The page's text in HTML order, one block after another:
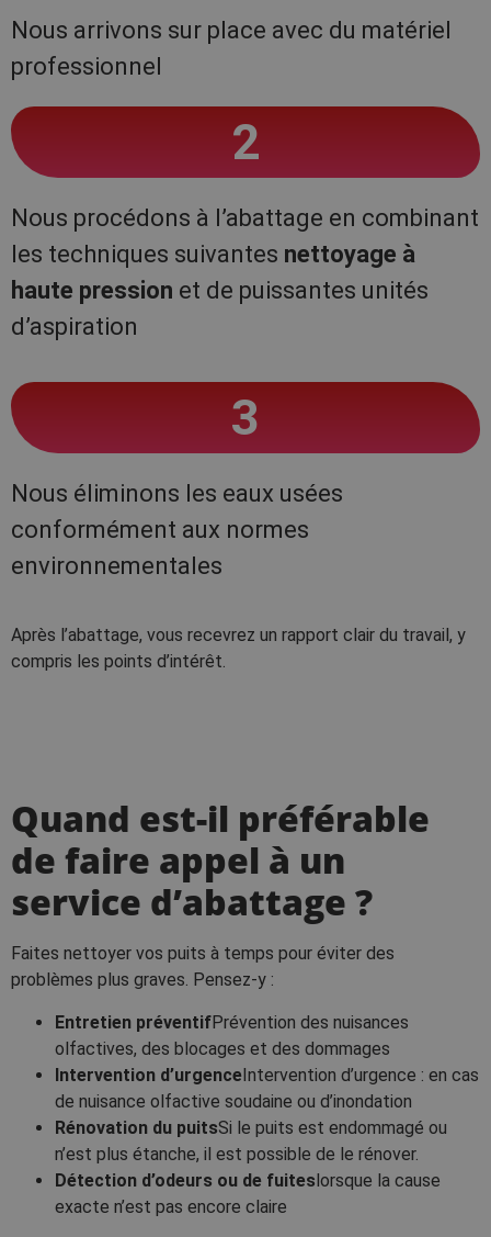
Nous arrivons sur place avec du matériel
professionnel
2
Nous procédons à l’abattage en combinant
les techniques suivantes nettoyage à
haute pression et de puissantes unités
d’aspiration
3
Nous éliminons les eaux usées
conformément aux normes
environnementales
Après l’abattage, vous recevrez un rapport clair du travail, y
compris les points d’intérêt.
Quand est-il préférable
de faire appel à un
service d’abattage ?
Faites nettoyer vos puits à temps pour éviter des
problèmes plus graves. Pensez-y :
Entretien préventifPrévention des nuisances
olfactives, des blocages et des dommages
Intervention d’urgenceIntervention d’urgence : en cas
de nuisance olfactive soudaine ou d’inondation
Rénovation du puitsSi le puits est endommagé ou
n’est plus étanche, il est possible de le rénover.
Détection d’odeurs ou de fuiteslorsque la cause
exacte n’est pas encore claire